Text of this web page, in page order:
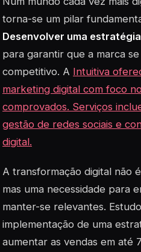
torna-se um pilar
Desenvolver uma
para garantir que a marca
competitivo. A Intuitiva
marketing digital com foco
comprovados. Serviços
gestão de redes sociais e
digital.
A transformação digital não
mas uma necessidade para
manter-se relevantes.
implementação de uma
aumentar as vendas em até